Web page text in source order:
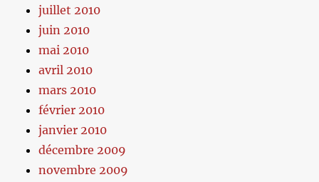
juillet 2010
juin 2010
mai 2010
avril 2010
mars 2010
février 2010
janvier 2010
décembre 2009
novembre 2009